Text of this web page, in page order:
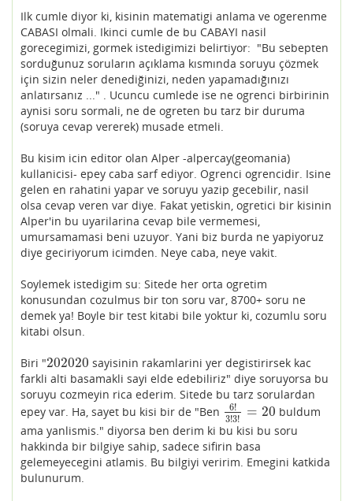
Ilk cumle diyor ki, kisinin matematigi anlama ve ogerenme
CABASI olmali. Ikinci cumle de bu CABAYI nasil
gorecegimizi, gormek istedigimizi belirtiyor: "Bu sebepten
sorduğunuz soruların açıklama kısmında soruyu çözmek
için sizin neler denediğinizi, neden yapamadığınızı
anlatırsanız ..." . Ucuncu cumlede ise ne ogrenci birbirinin
aynisi soru sormali, ne de ogreten bu tarz bir duruma
(soruya cevap vererek) musade etmeli.
Bu kisim icin editor olan Alper -alpercay(geomania)
kullanicisi- epey caba sarf ediyor. Ogrenci ogrencidir. Isine
gelen en rahatini yapar ve soruyu yazip gecebilir, nasil
olsa cevap veren var diye. Fakat yetiskin, ogretici bir kisinin
Alper'in bu uyarilarina cevap bile vermemesi,
umursamamasi beni uzuyor. Yani biz burda ne yapiyoruz
diye geciriyorum icimden. Neye caba, neye vakit.
Soylemek istedigim su: Sitede her orta ogretim
konusundan cozulmus bir ton soru var, 8700+ soru ne
demek ya! Boyle bir test kitabi bile yoktur ki, cozumlu soru
kitabi olsun.
Biri "202020
202020 sayisinin rakamlarini yer degistirirsek kac
farkli alti basamakli sayi elde edebiliriz" diye soruyorsa bu
soruyu cozmeyin rica ederim. Sitede bu tarz sorulardan
epey var. Ha, sayet bu kisi bir de "Ben
6!
3!3! = 20
6!3! 3!= 20
buldum
ama yanlismis." diyorsa ben derim ki bu kisi bu soru
hakkinda bir bilgiye sahip, sadece sifirin basa
gelemeyecegini atlamis. Bu bilgiyi veririm. Emegini katkida
bulunurum.